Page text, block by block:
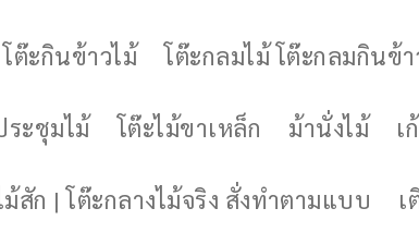
โต๊ะกินข้าวไม้ โต๊ะกลมไม้ โต๊ะกลมกินข้า
ระชุมไม้ โต๊ะไม้ขาเหล็ก ม้านั่งไม้ เ
ม้สัก | โต๊ะกลางไม้จริง สั่งทำตามแบบ เ